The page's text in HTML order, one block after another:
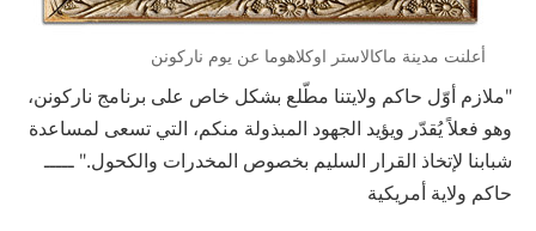
أعلنت مدينة ماكالاستر اوكلاهوما عن يوم ناركونن
"ملازم أوّل حاكم ولايتنا مطّلع بشكل خاص على برنامج ناركونن،
وهو فعلاً يُقدّر ويؤيد الجهود المبذولة منكم، التي تسعى لمساعدة
شبابنا لإتخاذ القرار السليم بخصوص المخدرات والكحول." ـــــ
حاكم ولاية أمريكية